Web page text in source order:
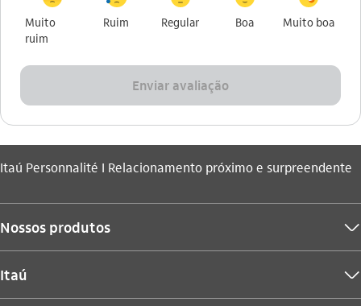
Muito
ruim
Ruim Regular Boa Muito boa
Enviar avaliação
Você está aqui:
Itaú Personnalité I Relacionamento próximo e surpreendente
Nossos produtos seta_baixo
Itaú seta_baixo